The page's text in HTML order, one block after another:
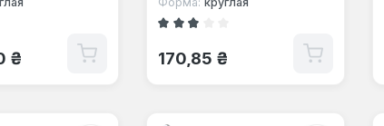
₴
Средний рейтинг 2.5 из 5 звезд
Обычная цена:
170,85 ₴